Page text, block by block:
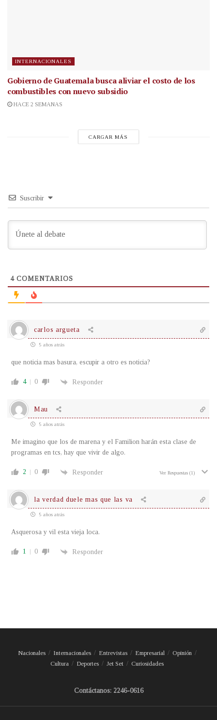
INTERNACIONALES
Gobierno de Guatemala busca aliviar el costo de los
combustibles con nuevo subsidio
HACE 2 SEMANAS
CARGAR MÁS
Suscribir
4COMENTARIOS
carlos argueta
5 años atrás
que noticia mas basura, escupir a otro es noticia?
4 0 Responder
Mau
5 años atrás
Me imagino que los de marena y el Familion harán esta clase de
programas en tcs, hay que vivir de algo.
2 0 Responder Ver Respuestas (1)
la verdad duele mas que las va
5 años atrás
Asquerosa y vil esta vieja loca.
1 0 Responder
Nacionales Internacionales Entrevistas Empresarial
Opinión
Cultura
Deportes Jet Set Curiosidades
Contáctanos: 2246-0616